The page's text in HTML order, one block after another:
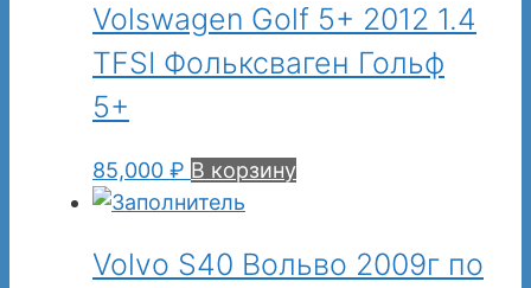
Volswagen Golf 5+ 2012 1.4
TFSI Фольксваген Гольф
5+
85,000 ₽ В корзину
Volvo S40 Вольво 2009г по